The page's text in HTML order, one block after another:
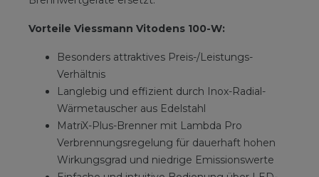
Vorteile Viessmann Vitodens 100-W:
Besonders attraktives Preis-/Leistungs-
Verhältnis
Langlebig und effizient durch Inox-Radial-
Wärmetauscher aus Edelstahl
MatriX-Plus-Brenner mit Lambda Pro
Verbrennungsregelung für dauerhaft hohen
Wirkungsgrad und niedrige Emissionswerte